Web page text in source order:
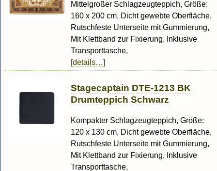
Mittelgroßer Schlagzeugteppich, Größe:
160 x 200 cm, Dicht gewebte Oberfläche,
Rutschfeste Unterseite mit Gummierung,
Mit Klettband zur Fixierung, Inklusive
Transporttasche,
[details…]
Stagecaptain DTE-1213 BK
Drumteppich Schwarz
Kompakter Schlagzeugteppich, Größe:
120 x 130 cm, Dicht gewebte Oberfläche,
Rutschfeste Unterseite mit Gummierung,
Mit Klettband zur Fixierung, Inklusive
Transporttasche,